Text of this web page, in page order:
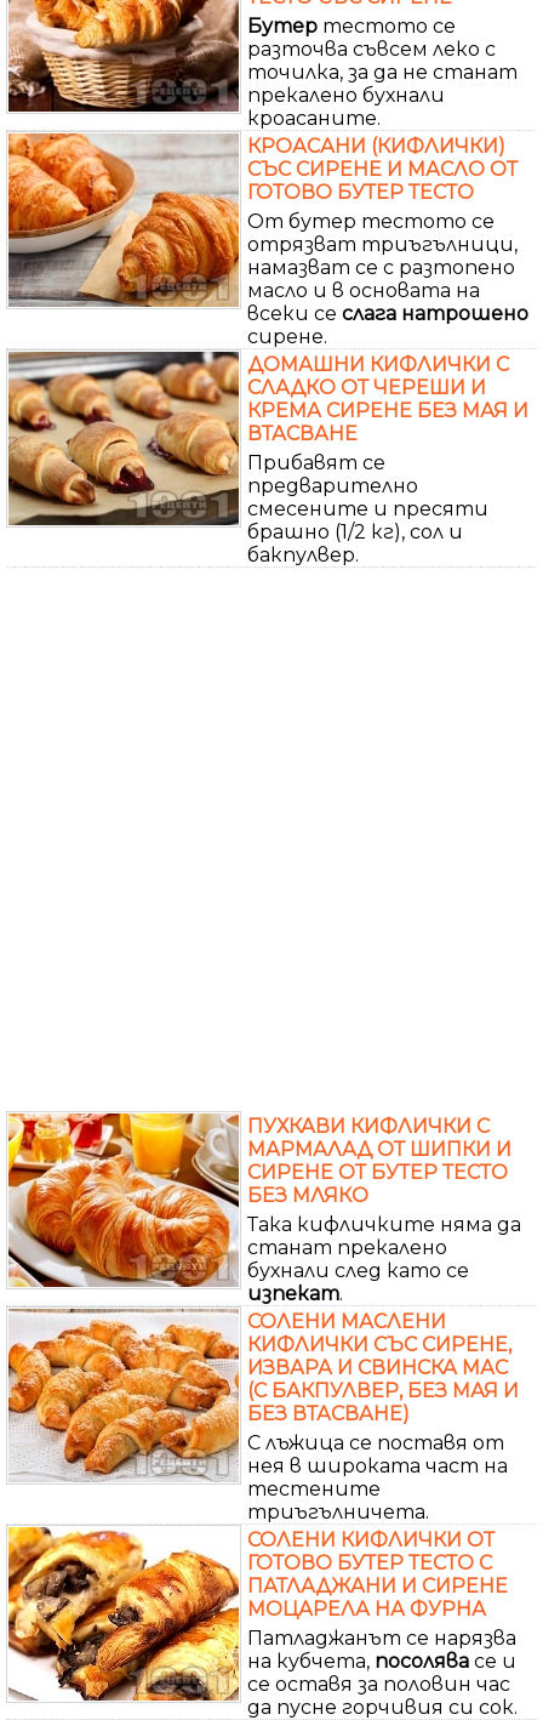
Бутер тестото се
разточва съвсем леко с
точилка, за да не станат
прекалено бухнали
кроасаните.
КРОАСАНИ (КИФЛИЧКИ)
СЪС СИРЕНЕ И МАСЛО ОТ
ГОТОВО БУТЕР ТЕСТО
От бутер тестото се
отрязват триъгълници,
намазват се с разтопено
масло и в основата на
всеки се слага натрошено
сирене.
ДОМАШНИ КИФЛИЧКИ С
СЛАДКО ОТ ЧЕРЕШИ И
КРЕМА СИРЕНЕ БЕЗ МАЯ И
ВТАСВАНЕ
Прибавят се
предварително
смесените и пресяти
брашно (1/2 кг), сол и
бакпулвер.
ПУХКАВИ КИФЛИЧКИ С
МАРМАЛАД ОТ ШИПКИ И
СИРЕНЕ ОТ БУТЕР ТЕСТО
БЕЗ МЛЯКО
Така кифличките няма да
станат прекалено
бухнали след като се
изпекат.
СОЛЕНИ МАСЛЕНИ
КИФЛИЧКИ СЪС СИРЕНЕ,
ИЗВАРА И СВИНСКА МАС
(С БАКПУЛВЕР, БЕЗ МАЯ И
БЕЗ ВТАСВАНЕ)
С лъжица се поставя от
нея в широката част на
тестените
триъгълничета.
СОЛЕНИ КИФЛИЧКИ ОТ
ГОТОВО БУТЕР ТЕСТО С
ПАТЛАДЖАНИ И СИРЕНЕ
МОЦАРЕЛА НА ФУРНА
Патладжанът се нарязва
на кубчета, посолява се и
се оставя за половин час
да пусне горчивия си сок.